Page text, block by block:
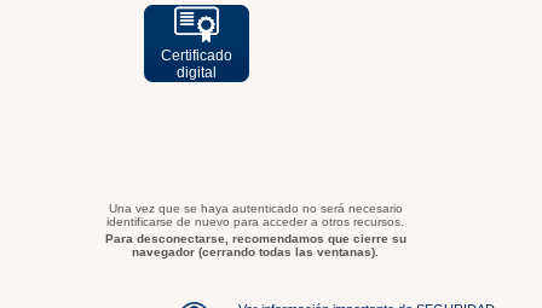
Certificado
digital
Una vez que se haya autenticado no será necesario
identificarse de nuevo para acceder a otros recursos.
Para desconectarse, recomendamos que cierre su
navegador (cerrando todas las ventanas).